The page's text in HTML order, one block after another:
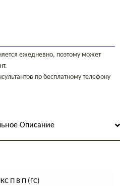
ежедневно, поэтому может
по бесплатному телефону
Описание
П В П (ГС)